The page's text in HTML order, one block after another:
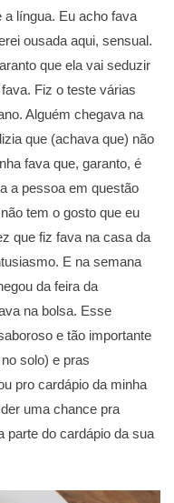
língua. Eu acho fava
ousada aqui, sensual.
que ela vai seduzir
Fiz o teste várias
Alguém chegava na
que (achava que) não
fava que, garanto, é
a pessoa em questão
tem o gosto que eu
que fiz fava na casa da
E na semana
da feira da
na bolsa. Esse
e tão importante
solo) e pras
pro cardápio da minha
uma chance pra
parte do cardápio da sua